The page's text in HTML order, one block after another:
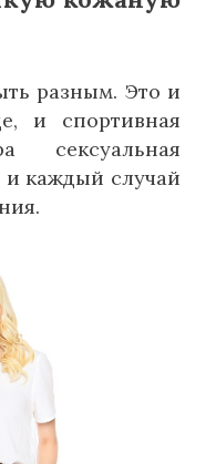
разным. Это и
и спортивная
сексуальная
каждый случай